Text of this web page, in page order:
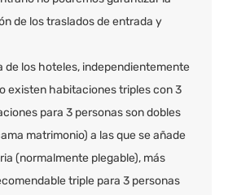
de los traslados de entrada y
de los hoteles, independientemente
existen habitaciones triples con 3
para 3 personas son dobles
matrimonio) a las que se añade
(normalmente plegable), más
triple para 3 personas